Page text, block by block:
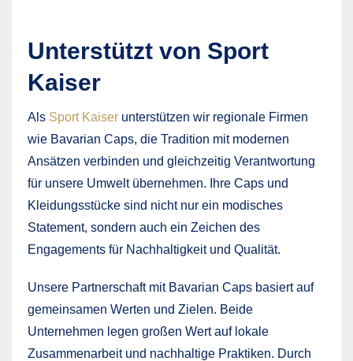
Unterstützt von Sport
Kaiser
Als Sport Kaiser unterstützen wir regionale Firmen
wie Bavarian Caps, die Tradition mit modernen
Ansätzen verbinden und gleichzeitig Verantwortung
für unsere Umwelt übernehmen. Ihre Caps und
Kleidungsstücke sind nicht nur ein modisches
Statement, sondern auch ein Zeichen des
Engagements für Nachhaltigkeit und Qualität.
Unsere Partnerschaft mit Bavarian Caps basiert auf
gemeinsamen Werten und Zielen. Beide
Unternehmen legen großen Wert auf lokale
Zusammenarbeit und nachhaltige Praktiken. Durch